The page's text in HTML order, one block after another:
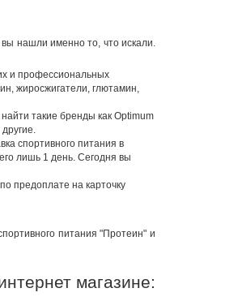
нашли именно то, что искали.
и профессиональных
жиросжигатели, глютамин,
такие бренды как Optimum
спортивного питания в
лишь 1 день. Сегодня вы
предоплате на карточку
питания "Протеин" и
магазине: